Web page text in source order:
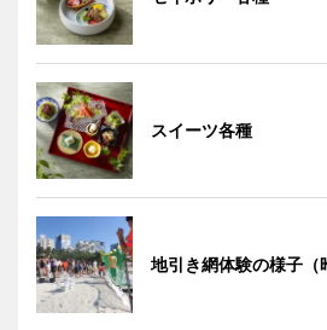
スイーツ各種
地引き網体験の様子（